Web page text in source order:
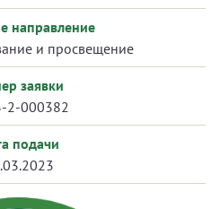
направление
и просвещение
заявки
2-000382
подачи